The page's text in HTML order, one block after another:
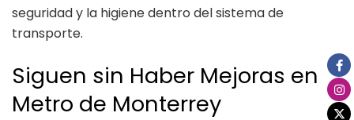
seguridad y la higiene dentro del sistema de
transporte.
Siguen sin Haber Mejoras en
Metro de Monterrey